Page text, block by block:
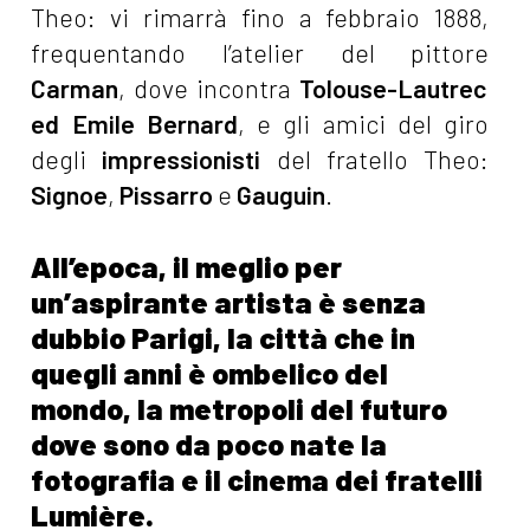
Theo: vi rimarrà fino a febbraio 1888,
frequentando l’atelier del pittore
Carman, dove incontra Tolouse-Lautrec
ed Emile Bernard, e gli amici del giro
degli impressionisti del fratello Theo:
Signoe, Pissarro e Gauguin
All’epoca, il meglio per
un’aspirante artista è senza
dubbio Parigi, la città che in
quegli anni è ombelico del
mondo, la metropoli del futuro
dove sono da poco nate la
fotografia e il cinema dei fratelli
Lumière.